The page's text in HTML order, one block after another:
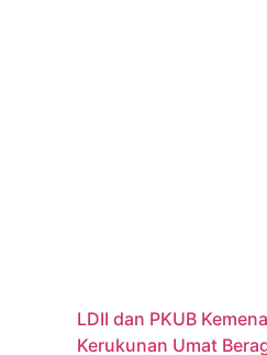
LDII dan PKUB
Kerukunan Umat